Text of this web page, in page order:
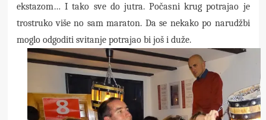
ekstazom… I tako sve do jutra. Počasni krug potrajao je
trostruko više no sam maraton. Da se nekako po narudžbi
moglo odgoditi svitanje potrajao bi još i duže.